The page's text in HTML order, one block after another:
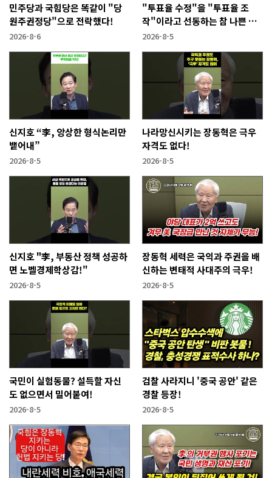
민주당과 국힘당은 똑같이 "당
원주권정당"으로 전락했다!
2026-8-6
"투표율 수정"을 "투표율 조
작"이라고 선동하는 참 나쁜 사
람들!
2026-8-5
신지호 “李, 앙상한 형식논리만
뱉어내”
2026-8-5
나라망신시키는 장동혁은 극우
자격도 없다!
2026-8-5
신지호 "李, 부동산 정책 성공하
면 노벨경제학상감!"
2026-8-5
장동혁 세력은 국익과 주권을 배
신하는 변태적 사대주의 극우!
2026-8-5
국민이 실험동물? 설득할 자신
도 없으면서 밀어붙여!
2026-8-5
검찰 사라지니 '중국 공안' 같은
경찰 등장!
2026-8-5